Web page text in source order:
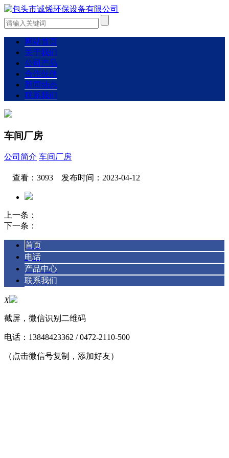
网站首页
关于我们
公司产品
合作伙伴
新闻动态
联系我们
车间厂房
公司简介 车间厂房
查看：3093 发布时间：2023-04-12
上一条：
下一条：
首页
电话
产品中心
联系我们
X
截屏，微信识别二维码
电话： 13848423362 / 0472-2110-500
（点击微信号复制，添加好友）